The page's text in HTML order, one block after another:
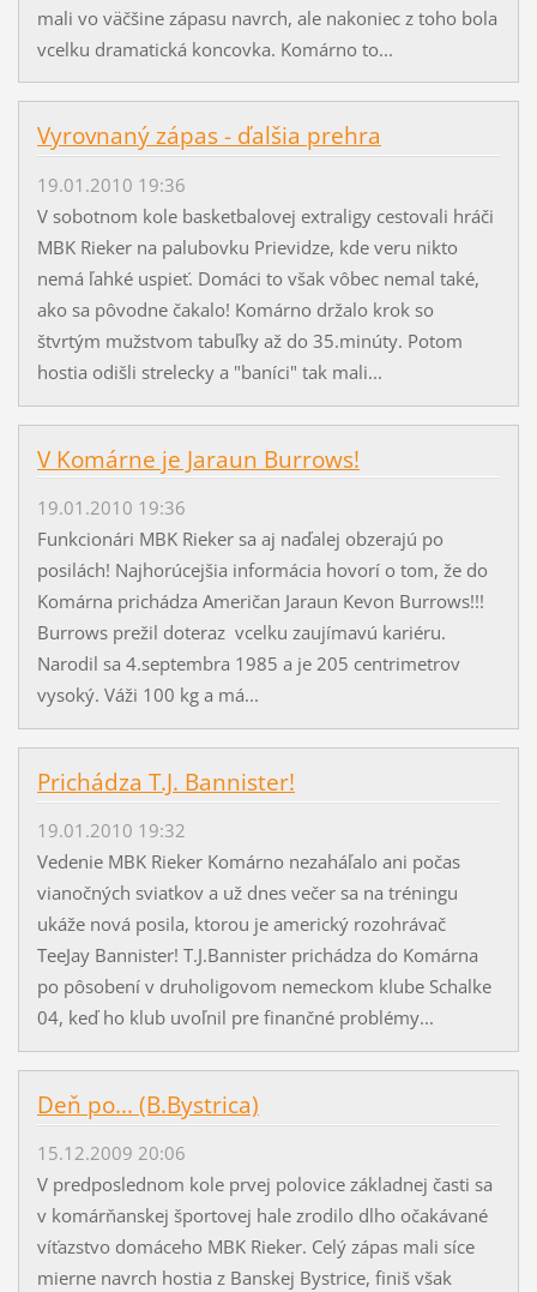
mali vo väčšine zápasu navrch, ale nakoniec z toho bola
vcelku dramatická koncovka. Komárno to...
Vyrovnaný zápas - ďalšia prehra
19.01.2010 19:36
V sobotnom kole basketbalovej extraligy cestovali hráči
MBK Rieker na palubovku Prievidze, kde veru nikto
nemá ľahké uspieť. Domáci to však vôbec nemal také,
ako sa pôvodne čakalo! Komárno držalo krok so
štvrtým mužstvom tabuľky až do 35.minúty. Potom
hostia odišli strelecky a "baníci" tak mali...
V Komárne je Jaraun Burrows!
19.01.2010 19:36
Funkcionári MBK Rieker sa aj naďalej obzerajú po
posilách! Najhorúcejšia informácia hovorí o tom, že do
Komárna prichádza Američan Jaraun Kevon Burrows!!!
Burrows prežil doteraz vcelku zaujímavú kariéru.
Narodil sa 4.septembra 1985 a je 205 centrimetrov
vysoký. Váži 100 kg a má...
Prichádza T.J. Bannister!
19.01.2010 19:32
Vedenie MBK Rieker Komárno nezaháľalo ani počas
vianočných sviatkov a už dnes večer sa na tréningu
ukáže nová posila, ktorou je americký rozohrávač
TeeJay Bannister! T.J.Bannister prichádza do Komárna
po pôsobení v druholigovom nemeckom klube Schalke
04, keď ho klub uvoľnil pre finančné problémy...
Deň po... (B.Bystrica)
15.12.2009 20:06
V predposlednom kole prvej polovice základnej časti sa
v komárňanskej športovej hale zrodilo dlho očakávané
víťazstvo domáceho MBK Rieker. Celý zápas mali síce
mierne navrch hostia z Banskej Bystrice, finiš však